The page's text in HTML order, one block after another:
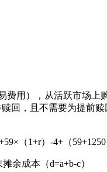
用），从活跃市场上
回，且不需要为提前
（1+r）-4+（
成本（d=a+b-c）